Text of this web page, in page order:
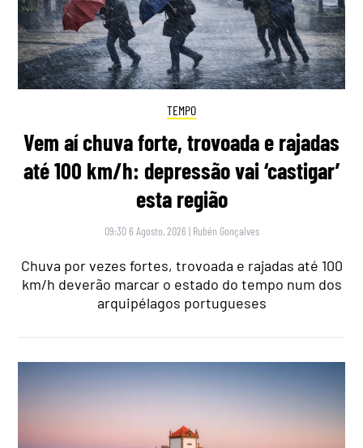
TEMPO
Vem aí chuva forte, trovoada e rajadas
até 100 km/h: depressão vai ‘castigar’
esta região
09:30 6 Agosto, 2026 | Rubén Gonçalves
Chuva por vezes fortes, trovoada e rajadas até 100
km/h deverão marcar o estado do tempo num dos
arquipélagos portugueses